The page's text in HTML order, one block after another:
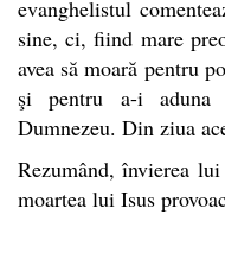
evanghelistul
sine, ci, fiind mare
avea să moară pentru
şi pentru a-i
Dumnezeu. Din ziua
Rezumând, învierea
moartea lui Isus